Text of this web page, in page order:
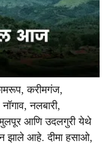
करीमगंज,
नलबारी,
आणि उदलगुरी येथे
झाले आहे. दीमा हसाओ,